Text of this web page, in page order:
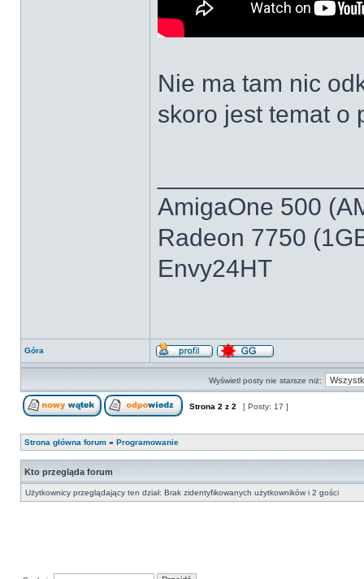
Nie ma tam nic
skoro jest temat o
AmigaOne 500
Radeon 7750
Envy24HT
Góra
Wyświetl posty nie starsze niż:
Strona 2 z 2 [ Posty: 17 ]
Strona główna forum » Programowanie
Kto przegląda forum
Użytkownicy przeglądający ten dział: Brak zidentyfikowanych użytkowników i 2 gości